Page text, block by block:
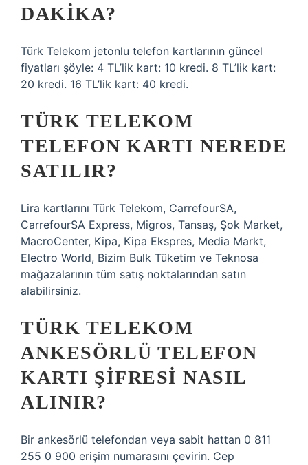
DAKIKA?
Türk Telekom jetonlu telefon kartlarının güncel
fiyatları şöyle: 4 TL’lik kart: 10 kredi. 8 TL’lik kart:
20 kredi. 16 TL’lik kart: 40 kredi.
TÜRK TELEKOM
TELEFON KARTI NEREDE
SATILIR?
Lira kartlarını Türk Telekom, CarrefourSA,
CarrefourSA Express, Migros, Tansaş, Şok Market,
MacroCenter, Kipa, Kipa Ekspres, Media Markt,
Electro World, Bizim Bulk Tüketim ve Teknosa
mağazalarının tüm satış noktalarından satın
alabilirsiniz.
TÜRK TELEKOM
ANKESÖRLÜ TELEFON
KARTI ŞIFRESI NASIL
ALINIR?
Bir ankesörlü telefondan veya sabit hattan 0 811
255 0 900 erişim numarasını çevirin. Cep